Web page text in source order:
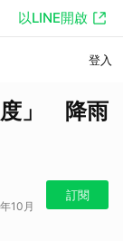
以LINE開啟
登入
度」 降雨
10月
訂閱